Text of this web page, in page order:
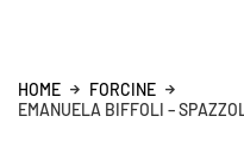
HOME
FORCINE
EMANUELA BIFFOLI –